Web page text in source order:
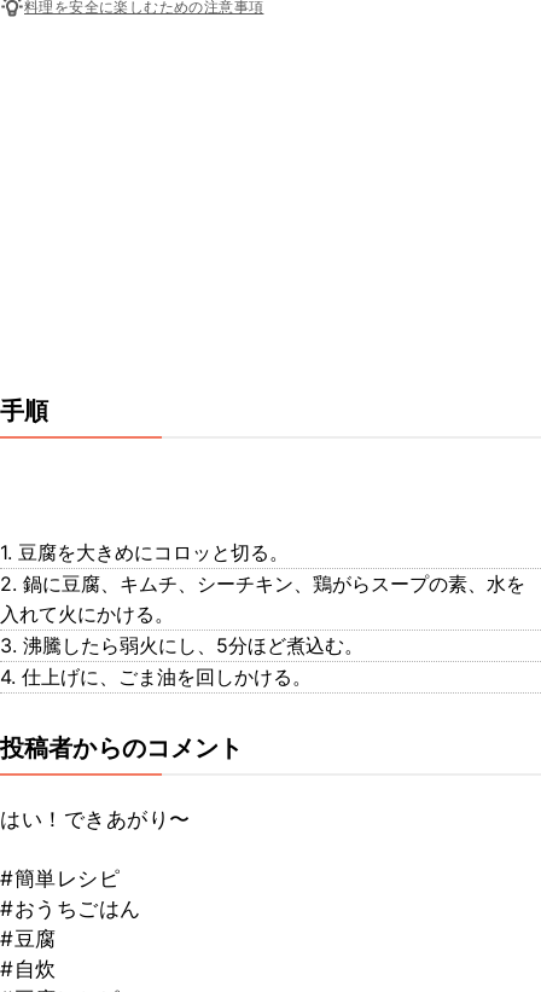
料理を安全に楽しむための注意事項
手順
1. 豆腐を大きめにコロッと切る。
2. 鍋に豆腐、キムチ、シーチキン、鶏がらスープの素、水を
入れて火にかける。
3. 沸騰したら弱火にし、5分ほど煮込む。
4. 仕上げに、ごま油を回しかける。
投稿者からのコメント
はい！できあがり〜
#簡単レシピ
#おうちごはん
#豆腐
#自炊